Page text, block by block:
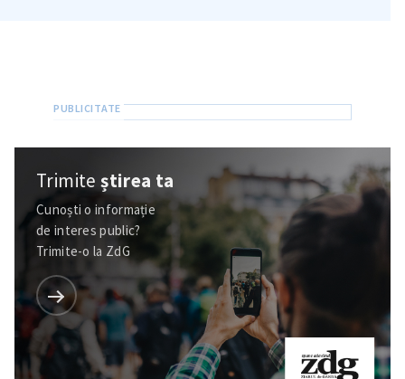
Trimite o informație
Despre ZdG
in English
на русском
Trimiteștirea ta
Cunoști o informație
de interes public?
Trimite-o la ZdG